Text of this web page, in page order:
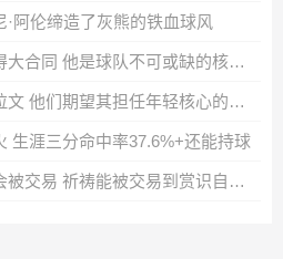
阿伦缔造了灰熊的铁血球风
斯图尔特：杜伦理应获得大合同 他是球队不可或缺的核心拼图
名记：国王不打算买断拉文 他们期望其担任年轻核心的老将领袖
生涯三分命中率37.6%+还能持球
斯图尔特：上赛季预感会被交易 祈祷能被交易到赏识自己的球队